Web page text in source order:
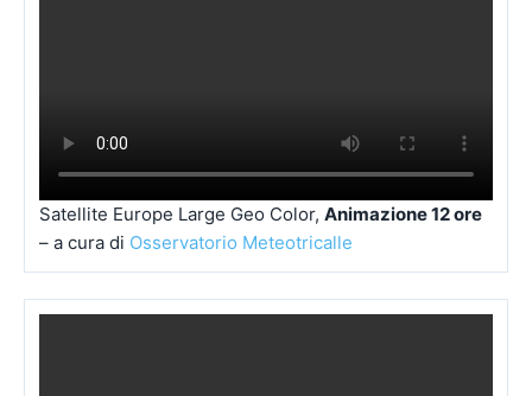
Satellite Europe Large Geo Color, Animazione 12 ore
– a cura di Osservatorio Meteotricalle